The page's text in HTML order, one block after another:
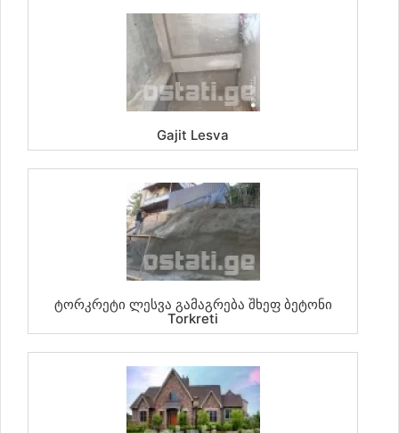
Gajit Lesva
Ტორკრეტი Ლესვა Გამაგრება Შხეფ Ბეტონი
Torkreti